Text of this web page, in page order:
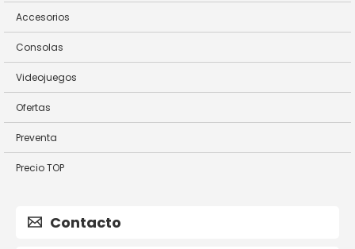
Accesorios
Consolas
Videojuegos
Ofertas
Preventa
Precio TOP
Contacto